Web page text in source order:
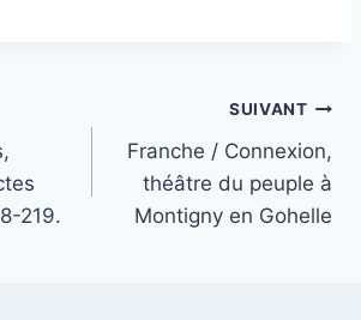
219.
SUIVANT
Franche / Connexion,
théâtre du peuple à
Montigny en Gohelle